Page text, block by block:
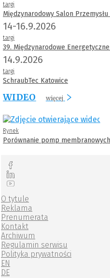
targi
Międzynarodowy Salon
14-16.9.2026
targi
39. Międzynarodowe Energetyczne
14.9.2026
targi
SchraubTec Katowice
WIDEO więcej
Rynek
Porównanie pomp membranowych
O tytule
Reklama
Prenumerata
Kontakt
Archiwum
Regulamin serwisu
Polityka prywatności
EN
DE